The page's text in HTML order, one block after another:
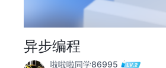
异步编程
啦啦啦同学86995